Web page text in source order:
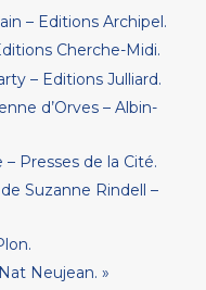
– Editions Archipel.
Cherche-Midi.
– Editions Julliard.
d’Orves – Albin-
Presses de la Cité.
Suzanne Rindell –
Neujean. »